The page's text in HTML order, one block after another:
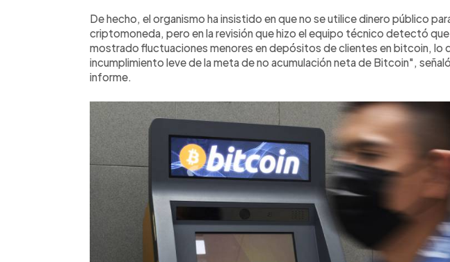
De hecho, el organismo ha insistido en que no se utilice dinero público
criptomoneda, pero en la revisión que hizo el equipo técnico detectó que
mostrado fluctuaciones menores en depósitos de clientes en bitcoin, lo
incumplimiento leve de la meta de no acumulación neta de Bitcoin",
informe.